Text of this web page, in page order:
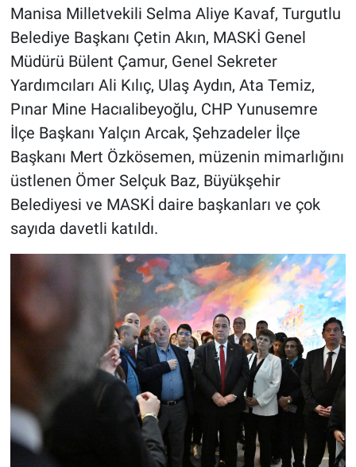
Manisa Milletvekili Selma Aliye Kavaf, Turgutlu
Belediye Başkanı Çetin Akın, MASKİ Genel
Müdürü Bülent Çamur, Genel Sekreter
Yardımcıları Ali Kılıç, Ulaş Aydın, Ata Temiz,
Pınar Mine Hacıalibeyoğlu, CHP Yunusemre
İlçe Başkanı Yalçın Arcak, Şehzadeler İlçe
Başkanı Mert Özkösemen, müzenin mimarlığını
üstlenen Ömer Selçuk Baz, Büyükşehir
Belediyesi ve MASKİ daire başkanları ve çok
sayıda davetli katıldı.